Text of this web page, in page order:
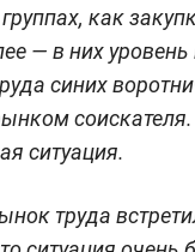
как
— в них
синих
ситуация.
труда